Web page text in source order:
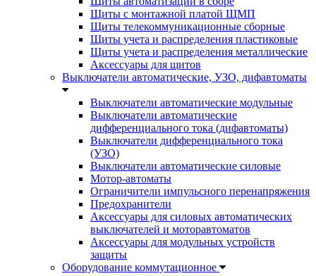
Щиты с монтажной платой ЩМП
Щиты телекоммуникационные сборные
Щиты учета и распределения пластиковые
Щиты учета и распределения металлические
Аксессуары для щитов
Выключатели автоматические, УЗО, дифавтоматы
Выключатели автоматические модульные
Выключатели автоматические
дифференциального тока (дифавтоматы)
Выключатели дифференциального тока
(УЗО)
Выключатели автоматические силовые
Мотор-автоматы
Ограничители импульсного перенапряжения
Предохранители
Аксессуары для силовых автоматических
выключателей и моторавтоматов
Аксессуары для модульных устройств
защиты
Оборудование коммутационное